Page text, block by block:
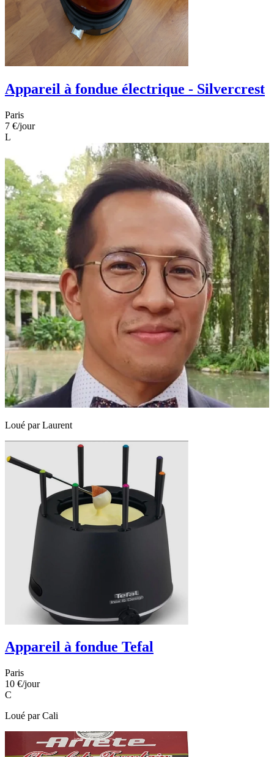
Appareil à fondue électrique - Silvercrest
Paris
7 €/jour
L
Loué parLaurent
Appareil à fondue Tefal
Paris
10 €/jour
C
Loué parCali